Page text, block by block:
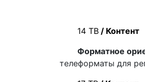
14 ТВ / Контент
Форматное
телеформаты для